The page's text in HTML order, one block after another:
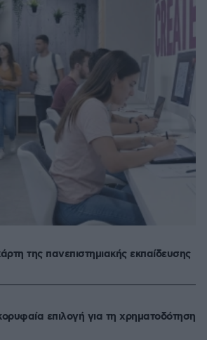
της πανεπιστημιακής εκπαίδευσης
επιλογή για τη χρηματοδότηση